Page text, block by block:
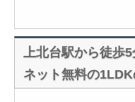
上北台駅から徒歩
ネット無料の